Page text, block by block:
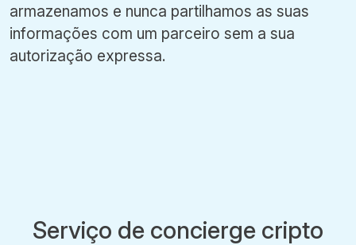
armazenamos e nunca partilhamos as suas
informações com um parceiro sem a sua
autorização expressa.
Serviço de concierge cripto